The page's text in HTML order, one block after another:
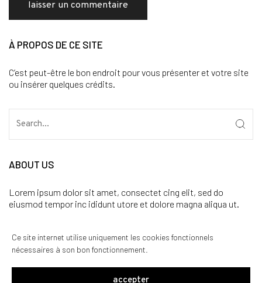
Ce site internet utilise uniquement les cookies fonctionnels
nécessaires à son bon fonctionnement.
accepter
À PROPOS DE CE SITE
C’est peut-être le bon endroit pour vous présenter et votre site
ou insérer quelques crédits.
ABOUT US
Lorem ipsum dolor sit amet, consectet cing elit, sed do
eiusmod tempor inc ididunt utore et dolore magna aliqua ut.
CATÉGORIES